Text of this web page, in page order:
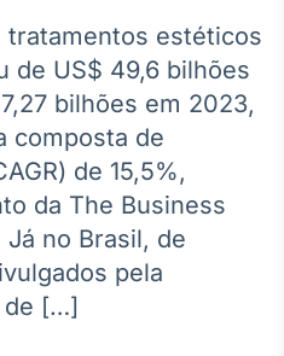
Agro
Tudo sobre o
agronegócio
Broadcast
Político
Os bastidores da
política em
tempo real
tratamentos estéticos
de US$ 49,6 bilhões
bilhões em 2023,
composta de
de 15,5%,
da The Business
no Brasil, de
pela
de […]